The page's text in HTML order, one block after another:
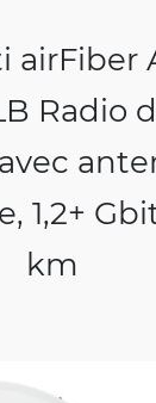
Radio
avec
1,2+
km